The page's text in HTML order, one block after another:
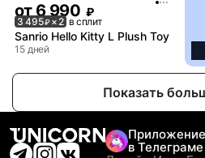
от6 990 ₽
3 495₽× 2 в сплит
Sanrio Hello Kitty L Plush Toy
15 дней
Показать
Приложение
в Телеграме